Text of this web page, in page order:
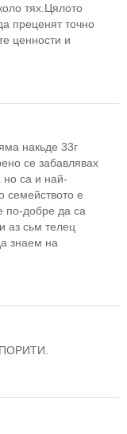
тях.Цялото
преценят точно
ценности и
накьде 33г
се забавлявах
но са и най-
семейството е
по-добре да са
аз сьм телец
знаем на